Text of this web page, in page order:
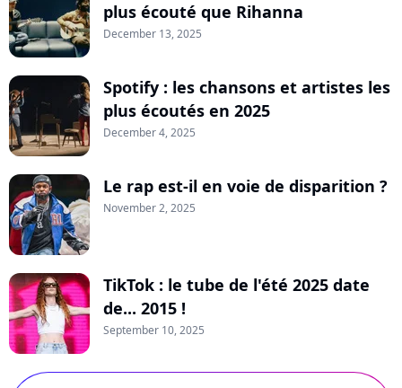
plus écouté que Rihanna
December 13, 2025
Spotify : les chansons et artistes les
plus écoutés en 2025
December 4, 2025
Le rap est-il en voie de disparition ?
November 2, 2025
TikTok : le tube de l'été 2025 date
de... 2015 !
September 10, 2025